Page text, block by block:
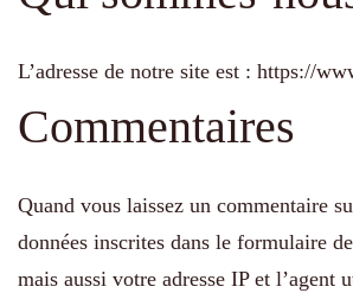
L’adresse de notre site est : https://
Commentaires
Quand vous laissez un commentaire
données inscrites dans le formulaire
mais aussi votre adresse IP et l’agent